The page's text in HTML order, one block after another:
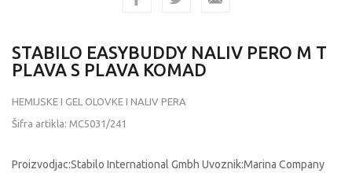
STABILO EASYBUDDY NALIV PERO M T
PLAVA S PLAVA KOMAD
HEMIJSKE I GEL OLOVKE I NALIV PERA
Šifra artikla: MC5031/241
Proizvodjac:Stabilo International Gmbh Uvoznik:Marina Company